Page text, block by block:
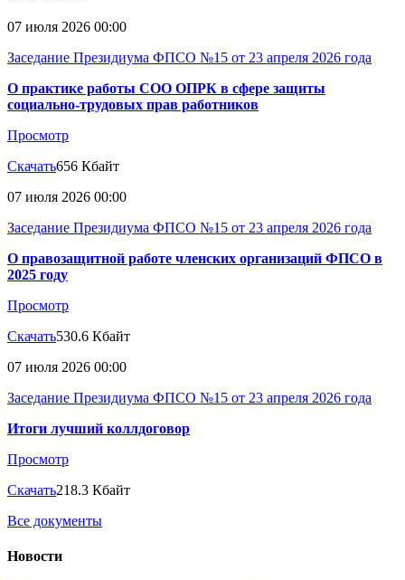
07 июля 2026 00:00
Заседание Президиума ФПСО №15 от 23 апреля 2026 года
О практике работы СОО ОПРК в сфере защиты
социально-трудовых прав работников
Просмотр
Скачать656 Кбайт
07 июля 2026 00:00
Заседание Президиума ФПСО №15 от 23 апреля 2026 года
О правозащитной работе членских организаций ФПСО в
2025 году
Просмотр
Скачать530.6 Кбайт
07 июля 2026 00:00
Заседание Президиума ФПСО №15 от 23 апреля 2026 года
Итоги лучший коллдоговор
Просмотр
Скачать218.3 Кбайт
Все документы
Новости